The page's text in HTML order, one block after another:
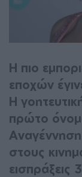
Η πιο
εποχών
Η
πρώτο
στους
εισπράξεις